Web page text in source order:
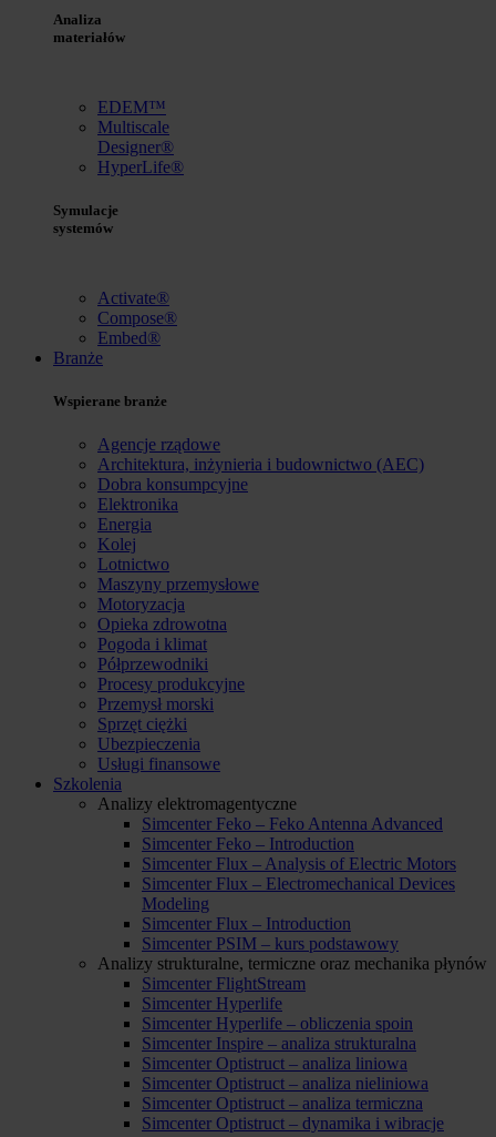
Analiza
materiałów
EDEM™
Multiscale
Designer®
HyperLife®
Symulacje
systemów
Activate®
Compose®
Embed®
Branże
Wspierane branże
Agencje rządowe
Architektura, inżynieria i budownictwo (AEC)
Dobra konsumpcyjne
Elektronika
Energia
Kolej
Lotnictwo
Maszyny przemysłowe
Motoryzacja
Opieka zdrowotna
Pogoda i klimat
Półprzewodniki
Procesy produkcyjne
Przemysł morski
Sprzęt ciężki
Ubezpieczenia
Usługi finansowe
Szkolenia
Analizy elektromagentyczne
Simcenter Feko – Feko Antenna Advanced
Simcenter Feko – Introduction
Simcenter Flux – Analysis of Electric Motors
Simcenter Flux – Electromechanical Devices
Modeling
Simcenter Flux – Introduction
Simcenter PSIM – kurs podstawowy
Analizy strukturalne, termiczne oraz mechanika płynów
Simcenter FlightStream
Simcenter Hyperlife
Simcenter Hyperlife – obliczenia spoin
Simcenter Inspire – analiza strukturalna
Simcenter Optistruct – analiza liniowa
Simcenter Optistruct – analiza nieliniowa
Simcenter Optistruct – analiza termiczna
Simcenter Optistruct – dynamika i wibracje